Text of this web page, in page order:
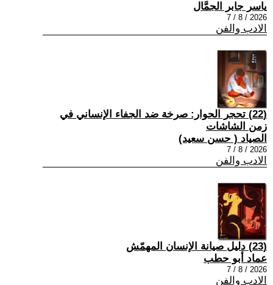
ياسر جابر الجمَّال
2026 / 8 / 7
الادب والفن
(22) تحجر الحوار: صرخة ضد الجفاء الإنساني في
زمن الشاشات
الصياد ‏( حسن سعيد‏)
2026 / 8 / 7
الادب والفن
(23) دليل صيانة الإنسان المهمّش
عماد أبو حطب
2026 / 8 / 7
الادب والفن